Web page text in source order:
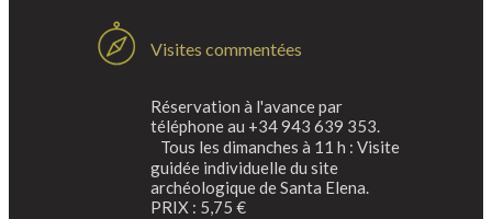
Visites commentées
Réservation à l'avance par
téléphone au +34 943 639 353.
Tous les dimanches à 11 h : Visite
guidée individuelle du site
archéologique de Santa Elena.
PRIX : 5,75 €